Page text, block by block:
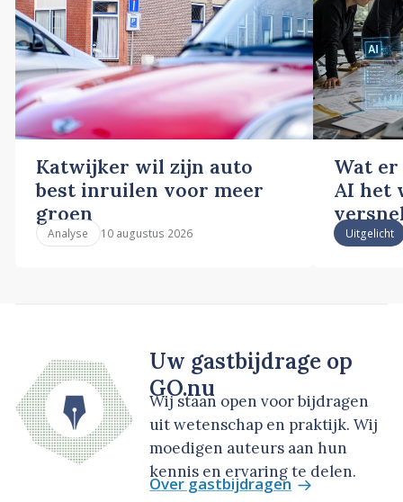
Katwijker wil zijn auto
best inruilen voor meer
groen
Analyse 10 augustus 2026
Wat
AI het
Uitgelicht
Uw gastbijdrage op
GO.nu
Wij staan open voor bijdragen
uit wetenschap en praktijk. Wij
moedigen auteurs aan hun
kennis en ervaring te delen.
Over gastbijdragen